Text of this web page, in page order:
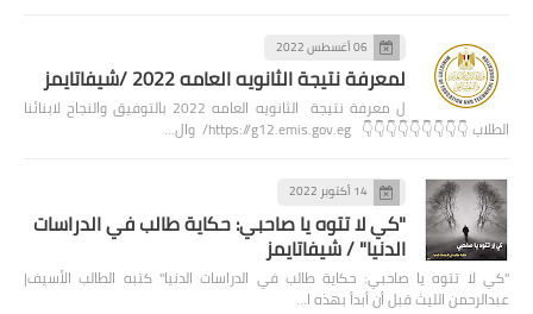
06 أغسطس 2022
لمعرفة نتيجة الثانويه العامه 2022 /شيفاتايمز
ل معرفة نتيجة الثانويه العامه 2022 بالتوفيق والنجاح لابنائنا
الطلاب 👇👇👇👇👇👇👇👇👇 https://g12.emis.gov.eg/ وال…
14 أكتوبر 2022
"كي لا تتوه يا صاحبي: حكاية طالب في الدراسات
الدنيا" / شيفاتايمز
"كي لا تتوه يا صاحبي: حكاية طالب في الدراسات الدنيا" كتبه الطالب الأسيف|
عبدالرحمن الليث قبل أن أبدأ بهذه ا…